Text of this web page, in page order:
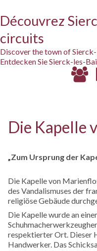
Découvrez
circuits
Discover the town of
Entdecken Sie Sierck-les-
Die Kapelle
„Zum Ursprung der
Die Kapelle von
des Vandalismuses der
religiöse Gebäude
Die Kapelle wurde an
respektierter Ort. Dieser
Handwerker. Das